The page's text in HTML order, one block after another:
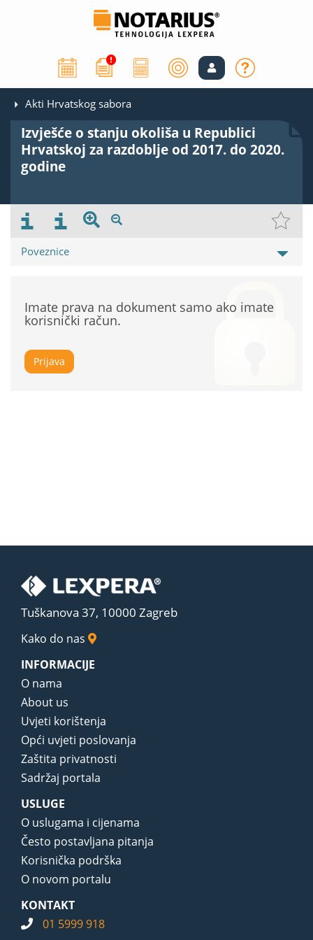
Akti Hrvatskog sabora
Izvješće o stanju okoliša u Republici
Hrvatskoj za razdoblje od 2017. do 2020.
godine
Poveznice
Imate prava na dokument samo ako imate
korisnički račun.
Prijava
Tuškanova 37, 10000 Zagreb
Kako do nas
INFORMACIJE
O nama
About us
Uvjeti korištenja
Opći uvjeti poslovanja
Zaštita privatnosti
Sadržaj portala
USLUGE
O uslugama i cijenama
Često postavljana pitanja
Korisnička podrška
O novom portalu
KONTAKT
01 5999 918